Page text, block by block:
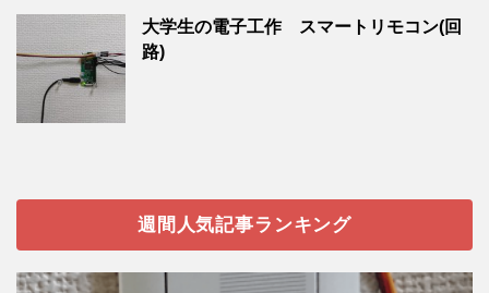
大学生の電子工作 スマートリモコン(回
路)
週間人気記事ランキング